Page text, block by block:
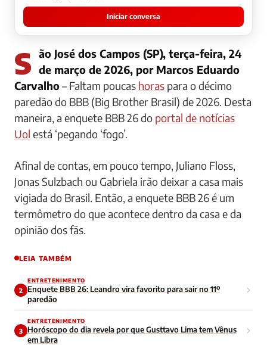
Iniciar conversa
São José dos Campos (SP), terça-feira, 24 de março de 2026, por Marcos Eduardo
Carvalho– Faltam poucas horas para o décimo
paredão do BBB (Big Brother Brasil) de 2026. Desta
maneira, a enquete BBB 26 do portal de notícias
Uol está ‘pegando ‘fogo’.
Afinal de contas, em pouco tempo, Juliano Floss,
Jonas Sulzbach ou Gabriela irão deixar a casa mais
vigiada do Brasil. Então, a enquete BBB 26 é um
termômetro do que acontece dentro da casa e da
opinião dos fãs.
LEIA TAMBÉM
2
ENTRETENIMENTO
Enquete BBB 26: Leandro vira favorito para sair no 11º
paredão
3
ENTRETENIMENTO
Horóscopo do dia revela por que Gusttavo Lima tem Vênus
em Libra